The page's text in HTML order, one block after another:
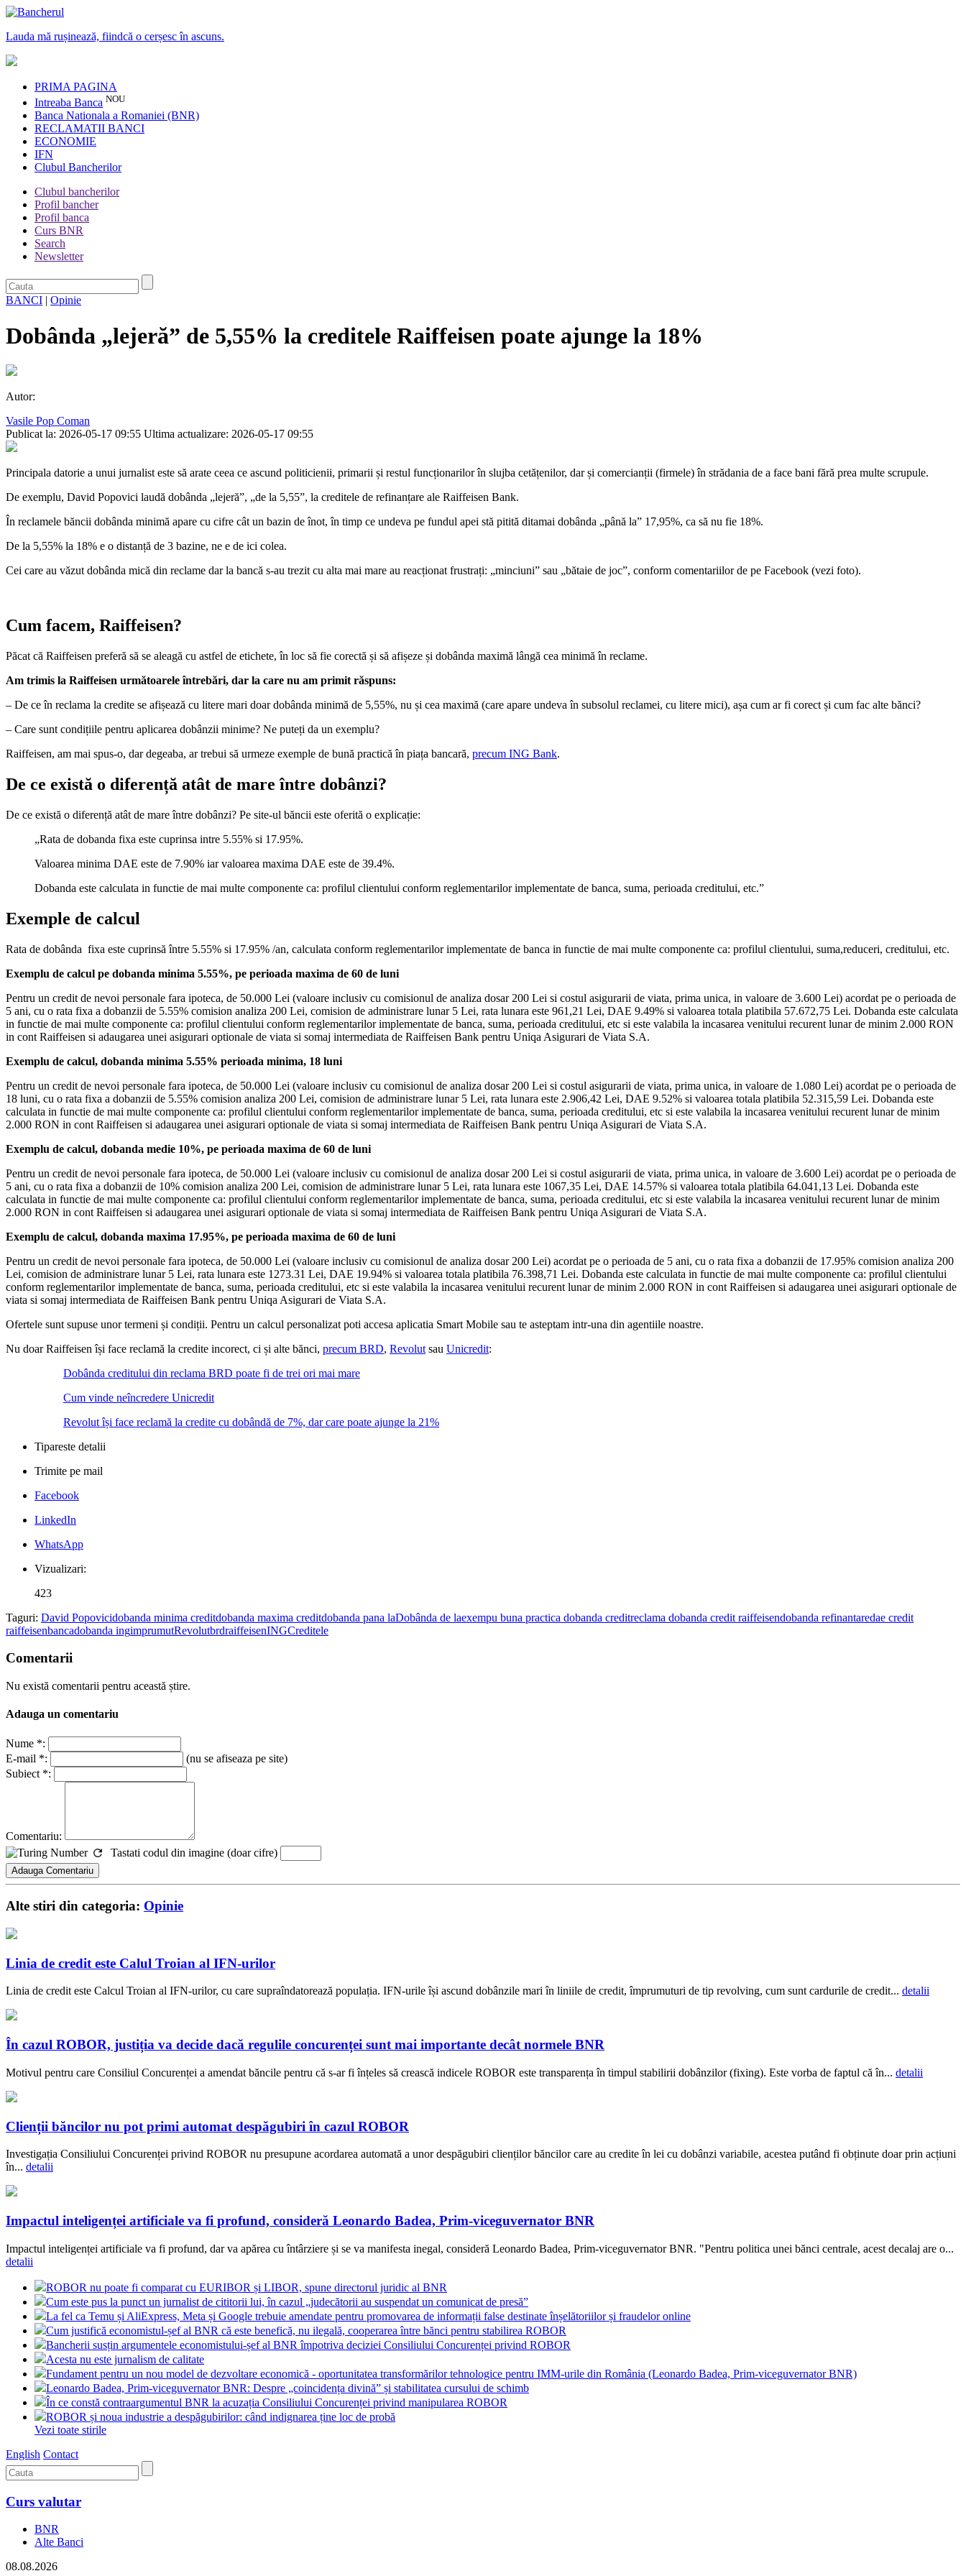
Lauda mă rușinează, fiindcă o cerșesc în ascuns.
PRIMA PAGINA
Intreaba Banca NOU
Banca Nationala a Romaniei (BNR)
RECLAMATII BANCI
ECONOMIE
IFN
Clubul Bancherilor
Clubul bancherilor
Profil bancher
Profil banca
Curs BNR
Search
Newsletter
BANCI | Opinie
Dobânda „lejeră” de 5,55% la creditele Raiffeisen poate ajunge la 18%
Autor:
Vasile Pop Coman
Publicat la: 2026-05-17 09:55 Ultima actualizare: 2026-05-17 09:55
Principala datorie a unui jurnalist este să arate ceea ce ascund politicienii, primarii și restul funcționarilor în slujba cetățenilor, dar și comercianții (firmele) în strădania de a face bani fără prea multe scrupule.
De exemplu, David Popovici laudă dobânda „lejeră”, „de la 5,55”, la creditele de refinanțare ale Raiffeisen Bank.
În reclamele băncii dobânda minimă apare cu cifre cât un bazin de înot, în timp ce undeva pe fundul apei stă pitită ditamai dobânda „până la” 17,95%, ca să nu fie 18%.
De la 5,55% la 18% e o distanță de 3 bazine, ne e de ici colea.
Cei care au văzut dobânda mică din reclame dar la bancă s-au trezit cu alta mai mare au reacționat frustrați: „minciuni” sau „bătaie de joc”, conform comentariilor de pe Facebook (vezi foto).
Cum facem, Raiffeisen?
Păcat că Raiffeisen preferă să se aleagă cu astfel de etichete, în loc să fie corectă și să afișeze și dobânda maximă lângă cea minimă în reclame.
Am trimis la Raiffeisen următoarele întrebări, dar la care nu am primit răspuns:
– De ce în reclama la credite se afișează cu litere mari doar dobânda minimă de 5,55%, nu și cea maximă (care apare undeva în subsolul reclamei, cu litere mici), așa cum ar fi corect și cum fac alte bănci?
– Care sunt condițiile pentru aplicarea dobânzii minime? Ne puteți da un exemplu?
Raiffeisen, am mai spus-o, dar degeaba, ar trebui să urmeze exemple de bună practică în piața bancară, precum ING Bank.
De ce există o diferență atât de mare între dobânzi?
De ce există o diferență atât de mare între dobânzi? Pe site-ul băncii este oferită o explicație:
„Rata de dobanda fixa este cuprinsa intre 5.55% si 17.95%.
Valoarea minima DAE este de 7.90% iar valoarea maxima DAE este de 39.4%.
Dobanda este calculata in functie de mai multe componente ca: profilul clientului conform reglementarilor implementate de banca, suma, perioada creditului, etc.”
Exemple de calcul
Rata de dobânda fixa este cuprinsă între 5.55% si 17.95% /an, calculata conform reglementarilor implementate de banca in functie de mai multe componente ca: profilul clientului, suma,reduceri, creditului, etc.
Exemplu de calcul pe dobanda minima 5.55%, pe perioada maxima de 60 de luni
Pentru un credit de nevoi personale fara ipoteca, de 50.000 Lei (valoare inclusiv cu comisionul de analiza dosar 200 Lei si costul asigurarii de viata, prima unica, in valoare de 3.600 Lei) acordat pe o perioada de
5 ani, cu o rata fixa a dobanzii de 5.55% comision analiza 200 Lei, comision de administrare lunar 5 Lei, rata lunara este 961,21 Lei, DAE 9.49% si valoarea totala platibila 57.672,75 Lei. Dobanda este calculata
in functie de mai multe componente ca: profilul clientului conform reglementarilor implementate de banca, suma, perioada creditului, etc si este valabila la incasarea venitului recurent lunar de minim 2.000 RON
in cont Raiffeisen si adaugarea unei asigurari optionale de viata si somaj intermediata de Raiffeisen Bank pentru Uniqa Asigurari de Viata S.A.
Exemplu de calcul, dobanda minima 5.55% perioada minima, 18 luni
Pentru un credit de nevoi personale fara ipoteca, de 50.000 Lei (valoare inclusiv cu comisionul de analiza dosar 200 Lei si costul asigurarii de viata, prima unica, in valoare de 1.080 Lei) acordat pe o perioada de
18 luni, cu o rata fixa a dobanzii de 5.55% comision analiza 200 Lei, comision de administrare lunar 5 Lei, rata lunara este 2.906,42 Lei, DAE 9.52% si valoarea totala platibila 52.315,59 Lei. Dobanda este
calculata in functie de mai multe componente ca: profilul clientului conform reglementarilor implementate de banca, suma, perioada creditului, etc si este valabila la incasarea venitului recurent lunar de minim
2.000 RON in cont Raiffeisen si adaugarea unei asigurari optionale de viata si somaj intermediata de Raiffeisen Bank pentru Uniqa Asigurari de Viata S.A.
Exemplu de calcul, dobanda medie 10%, pe perioada maxima de 60 de luni
Pentru un credit de nevoi personale fara ipoteca, de 50.000 Lei (valoare inclusiv cu comisionul de analiza dosar 200 Lei si costul asigurarii de viata, prima unica, in valoare de 3.600 Lei) acordat pe o perioada de
5 ani, cu o rata fixa a dobanzii de 10% comision analiza 200 Lei, comision de administrare lunar 5 Lei, rata lunara este 1067,35 Lei, DAE 14.57% si valoarea totala platibila 64.041,13 Lei. Dobanda este
calculata in functie de mai multe componente ca: profilul clientului conform reglementarilor implementate de banca, suma, perioada creditului, etc si este valabila la incasarea venitului recurent lunar de minim
2.000 RON in cont Raiffeisen si adaugarea unei asigurari optionale de viata si somaj intermediata de Raiffeisen Bank pentru Uniqa Asigurari de Viata S.A.
Exemplu de calcul, dobanda maxima 17.95%, pe perioada maxima de 60 de luni
Pentru un credit de nevoi personale fara ipoteca, de 50.000 Lei (valoare inclusiv cu comisionul de analiza dosar 200 Lei) acordat pe o perioada de 5 ani, cu o rata fixa a dobanzii de 17.95% comision analiza 200
Lei, comision de administrare lunar 5 Lei, rata lunara este 1273.31 Lei, DAE 19.94% si valoarea totala platibila 76.398,71 Lei. Dobanda este calculata in functie de mai multe componente ca: profilul clientului
conform reglementarilor implementate de banca, suma, perioada creditului, etc si este valabila la incasarea venitului recurent lunar de minim 2.000 RON in cont Raiffeisen si adaugarea unei asigurari optionale de
viata si somaj intermediata de Raiffeisen Bank pentru Uniqa Asigurari de Viata S.A.
Ofertele sunt supuse unor termeni și condiții. Pentru un calcul personalizat poti accesa aplicatia Smart Mobile sau te asteptam intr-una din agentiile noastre.
Nu doar Raiffeisen își face reclamă la credite incorect, ci și alte bănci, precum BRD, Revolut sau Unicredit:
Dobânda creditului din reclama BRD poate fi de trei ori mai mare
Cum vinde neîncredere Unicredit
Revolut își face reclamă la credite cu dobândă de 7%, dar care poate ajunge la 21%
Tipareste detalii
Trimite pe mail
Facebook
LinkedIn
WhatsApp
Vizualizari:
423
Taguri: David Popovicidobanda minima creditdobanda maxima creditdobanda pana laDobânda de laexempu buna practica dobanda creditreclama dobanda credit raiffeisendobanda refinantaredae credit
raiffeisenbancadobanda ingimprumutRevolutbrdraiffeisenINGCreditele
Comentarii
Nu există comentarii pentru această știre.
Adauga un comentariu
Nume *:
E-mail *:
(nu se afiseaza pe site)
Subiect *:
Comentariu:
Tastati codul din imagine (doar cifre)
Alte stiri din categoria: Opinie
Linia de credit este Calul Troian al IFN-urilor
Linia de credit este Calcul Troian al IFN-urilor, cu care supraîndatorează populația. IFN-urile își ascund dobânzile mari în liniile de credit, împrumuturi de tip revolving, cum sunt cardurile de credit... detalii
În cazul ROBOR, justiția va decide dacă regulile concurenței sunt mai importante decât normele BNR
Motivul pentru care Consiliul Concurenței a amendat băncile pentru că s-ar fi înțeles să crească indicele ROBOR este transparența în timpul stabilirii dobânzilor (fixing). Este vorba de faptul că în... detalii
Clienții băncilor nu pot primi automat despăgubiri în cazul ROBOR
Investigația Consiliului Concurenței privind ROBOR nu presupune acordarea automată a unor despăgubiri clienților băncilor care au credite în lei cu dobânzi variabile, acestea putând fi obținute doar prin acțiuni
în... detalii
Impactul inteligenței artificiale va fi profund, consideră Leonardo Badea, Prim-viceguvernator BNR
Impactul inteligenței artificiale va fi profund, dar va apărea cu întârziere și se va manifesta inegal, consideră Leonardo Badea, Prim-viceguvernator BNR. "Pentru politica unei bănci centrale, acest decalaj are o...
detalii
ROBOR nu poate fi comparat cu EURIBOR și LIBOR, spune directorul juridic al BNR
Cum este pus la punct un jurnalist de cititorii lui, în cazul „judecătorii au suspendat un comunicat de presă”
La fel ca Temu și AliExpress, Meta și Google trebuie amendate pentru promovarea de informații false destinate înșelătoriilor și fraudelor online
Cum justifică economistul-șef al BNR că este benefică, nu ilegală, cooperarea între bănci pentru stabilirea ROBOR
Bancherii susțin argumentele economistului-șef al BNR împotriva deciziei Consiliului Concurenței privind ROBOR
Acesta nu este jurnalism de calitate
Fundament pentru un nou model de dezvoltare economică - oportunitatea transformărilor tehnologice pentru IMM-urile din România (Leonardo Badea, Prim-viceguvernator BNR)
Leonardo Badea, Prim-viceguvernator BNR: Despre „coincidența divină” și stabilitatea cursului de schimb
În ce constă contraargumentul BNR la acuzația Consiliului Concurenței privind manipularea ROBOR
ROBOR și noua industrie a despăgubirilor: când indignarea ține loc de probă
Vezi toate stirile
English Contact
Curs valutar
BNR
Alte Banci
08.08.2026